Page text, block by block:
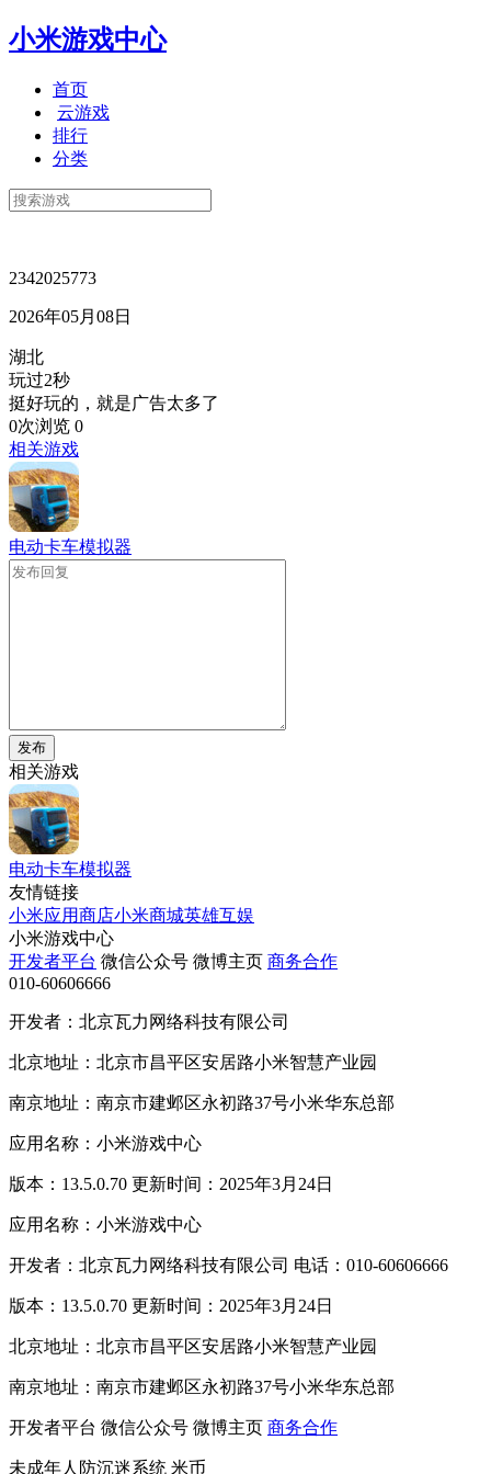
小米游戏中心
首页
云游戏
排行
分类
2342025773
2026年05月08日
湖北
玩过2秒
挺好玩的，就是广告太多了
0次浏览 0
相关游戏
电动卡车模拟器
发布
相关游戏
电动卡车模拟器
友情链接
小米应用商店小米商城英雄互娱
小米游戏中心
开发者平台 微信公众号 微博主页 商务合作
010-60606666
开发者：北京瓦力网络科技有限公司
北京地址：北京市昌平区安居路小米智慧产业园
南京地址：南京市建邺区永初路37号小米华东总部
应用名称：小米游戏中心
版本：13.5.0.70 更新时间：2025年3月24日
应用名称：小米游戏中心
开发者：北京瓦力网络科技有限公司 电话：010-60606666
版本：13.5.0.70 更新时间：2025年3月24日
北京地址：北京市昌平区安居路小米智慧产业园
南京地址：南京市建邺区永初路37号小米华东总部
开发者平台 微信公众号 微博主页 商务合作
未成年人防沉迷系统 米币